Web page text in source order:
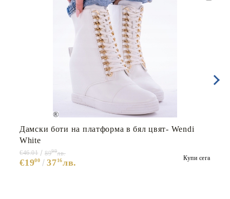
Дамски боти на платформа в бял цвят- Wendi
White
€1900 3716лв.
€46.01 8999лв.
Купи сега